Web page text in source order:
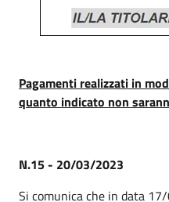
Pagamenti realizzati in
quanto indicato non
N.15 - 20/03/2023
Si comunica che in data